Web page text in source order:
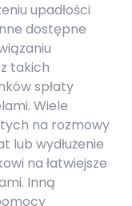
upadłości
dostępne
takich
spłaty
Wiele
na rozmowy
lub wydłużenie
na łatwiejsze
Inną